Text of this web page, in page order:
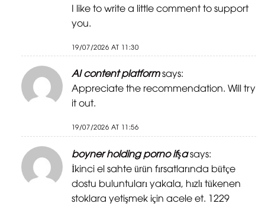
I like to write a little comment to support
you.
19/07/2026 AT 11:30
AI content platformsays:
Appreciate the recommendation. Will try
it out.
19/07/2026 AT 11:56
boyner holding porno ifşasays:
İkinci el sahte ürün fırsatlarında bütçe
dostu buluntuları yakala, hızlı tükenen
stoklara yetişmek için acele et. 1229